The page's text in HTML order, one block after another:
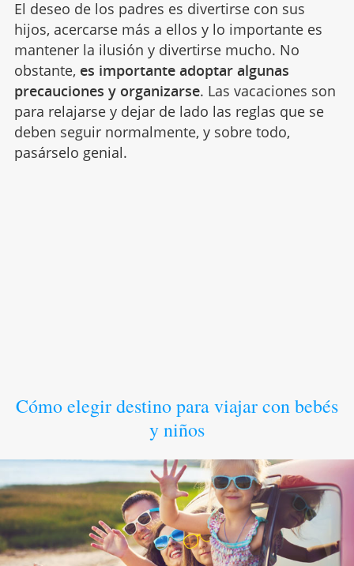
El deseo de los padres es divertirse con sus
hijos, acercarse más a ellos y lo importante es
mantener la ilusión y divertirse mucho. No
obstante, es importante adoptar algunas
precauciones y organizarse. Las vacaciones son
para relajarse y dejar de lado las reglas que se
deben seguir normalmente, y sobre todo,
pasárselo genial.
Cómo elegir destino para viajar con bebés
y niños